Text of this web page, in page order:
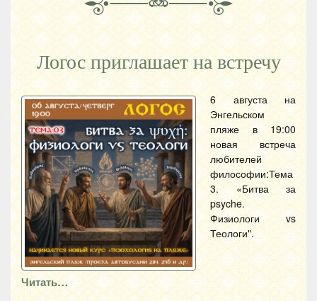
Логос приглашает на встречу
6 августа на
Энгельском
пляже в 19:00
новая встреча
любителей
философии:Тема
3. «Битва за
psyche.
Физиологи vs
Теологи".
Читать…